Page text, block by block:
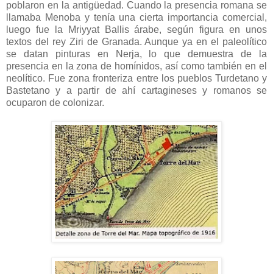
poblaron en la antigüedad. Cuando la presencia romana se
llamaba Menoba y tenía una cierta importancia comercial,
luego fue la Mriyyat Ballis árabe, según figura en unos
textos del rey Ziri de Granada. Aunque ya en el paleolítico
se datan pinturas en Nerja, lo que demuestra de la
presencia en la zona de homínidos, así como también en el
neolítico. Fue zona fronteriza entre los pueblos Turdetano y
Bastetano y a partir de ahí cartagineses y romanos se
ocuparon de colonizar.